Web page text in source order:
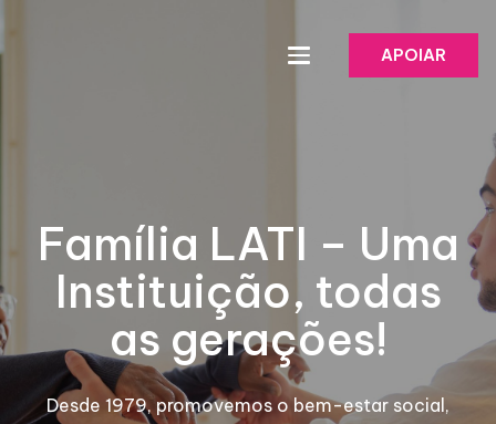
APOIAR
Família LATI – Uma
Instituição, todas
as gerações!
Desde 1979, promovemos o bem-estar social,